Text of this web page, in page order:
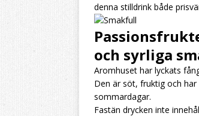
denna stilldrink både
och syrliga
Aromhuset har lyckats
Den är söt, fruktig och
sommardagar.
Fastän drycken inte